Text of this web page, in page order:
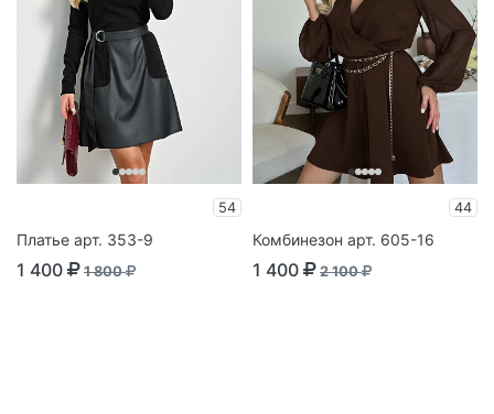
54
Платье арт. 353-9
1 400 1 800
44
Комбинезон арт. 605-16
1 400 2 100